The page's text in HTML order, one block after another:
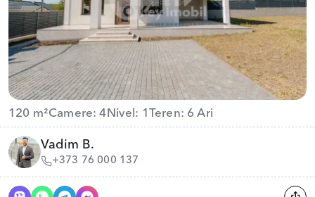
120 m²Camere: 4 Nivel: 1 Teren: 6 Ari
Vadim B.
+373 76 000 137